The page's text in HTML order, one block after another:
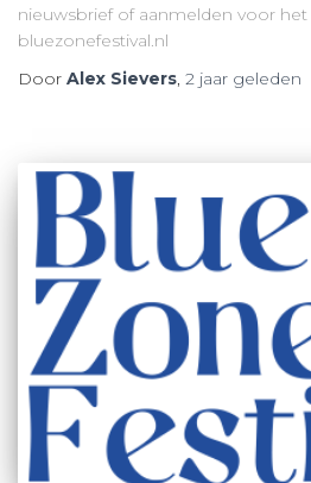
nieuwsbrief of aanmelden voor het
bluezonefestival.nl
Door Alex Sievers 2 jaar geleden